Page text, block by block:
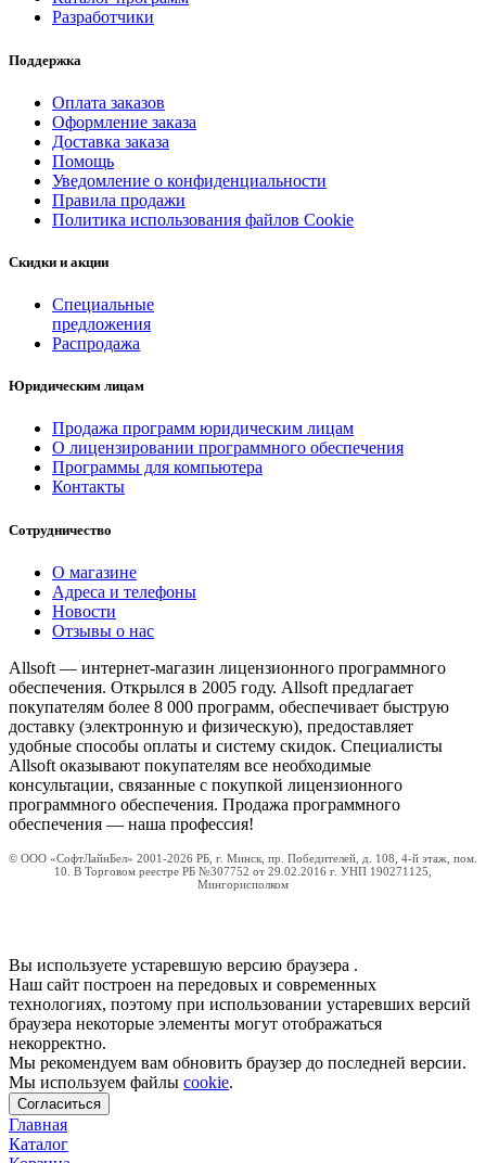
Разработчики
Поддержка
Оплата заказов
Оформление заказа
Доставка заказа
Помощь
Уведомление о конфиденциальности
Правила продажи
Политика использования файлов Cookie
Скидки и акции
Специальные
предложения
Распродажа
Юридическим лицам
Продажа программ юридическим лицам
О лицензировании программного обеспечения
Программы для компьютера
Контакты
Сотрудничество
О магазине
Адреса и телефоны
Новости
Отзывы о нас
Allsoft — интернет-магазин лицензионного программного
обеспечения. Открылся в 2005 году. Allsoft предлагает
покупателям более 8 000 программ, обеспечивает быструю
доставку (электронную и физическую), предоставляет
удобные способы оплаты и систему скидок. Специалисты
Allsoft оказывают покупателям все необходимые
консультации, связанные с покупкой лицензионного
программного обеспечения. Продажа программного
обеспечения — наша профессия!
© ООО «СофтЛайнБел» 2001-2026 РБ, г. Минск, пр. Победителей, д. 108, 4-й этаж, пом.
10. В Торговом реестре РБ №307752 от 29.02.2016 г. УНП 190271125,
Мингорисполком
Вы используете устаревшую версию браузера .
Наш сайт построен на передовых и современных
технологиях, поэтому при использовании устаревших версий
браузера некоторые элементы могут отображаться
некорректно.
Мы рекомендуем вам обновить браузер до последней версии.
Мы используем файлы cookie.
Согласиться
Главная
Каталог